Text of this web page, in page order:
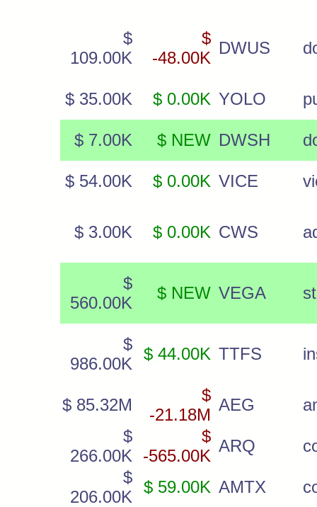
$
109.00K
$
-48.00K
DWUS
$ 35.00K $ 0.00K YOLO
$ 7.00K $ NEW DWSH
$ 54.00K $ 0.00K VICE
$ 3.00K $ 0.00K CWS
$
560.00K
$ NEW VEGA
$
986.00K
$ 44.00K TTFS
$ 85.32M
$
-21.18M
AEG
$
266.00K
$
-565.00K
ARQ
$
206.00K
$ 59.00K AMTX